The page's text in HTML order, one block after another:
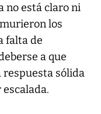
no está claro ni
los
falta de
a que
respuesta sólida